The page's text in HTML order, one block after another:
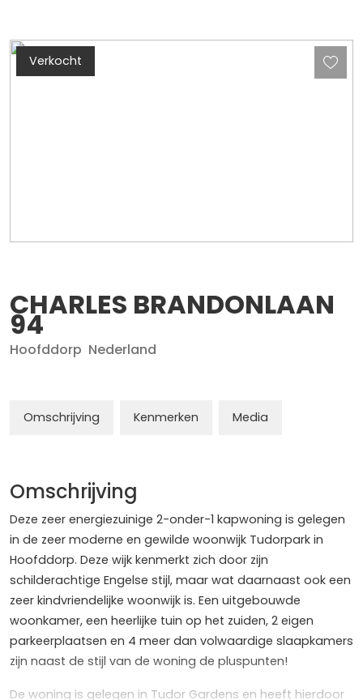
Verkocht
CHARLES BRANDONLAAN
94
Hoofddorp Nederland
Omschrijving Kenmerken Media
Omschrijving
Deze zeer energiezuinige 2-onder-1 kapwoning is gelegen
in de zeer moderne en gewilde woonwijk Tudorpark in
Hoofddorp. Deze wijk kenmerkt zich door zijn
schilderachtige Engelse stijl, maar wat daarnaast ook een
zeer kindvriendelijke woonwijk is. Een uitgebouwde
woonkamer, een heerlijke tuin op het zuiden, 2 eigen
parkeerplaatsen en 4 meer dan volwaardige slaapkamers
zijn naast de stijl van de woning de pluspunten!
De woning is gelegen in Tudor Gardens en heeft hierdoor